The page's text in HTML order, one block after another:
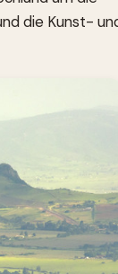
die Kunst-